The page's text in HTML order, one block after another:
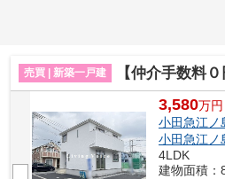
売買 | 新築一戸建 【仲介手数料０円】綾瀬市
3,580万円
小田急江ノ
小田急江ノ
4LDK
建物面積：